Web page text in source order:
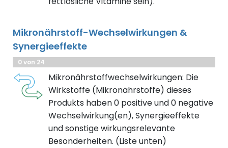
Mikronährstoff-Wechselwirkungen &
Synergieeffekte
0 von 24
Mikronährstoffwechselwirkungen: Die
Wirkstoffe (Mikronährstoffe) dieses
Produkts haben 0 positive und 0 negative
Wechselwirkung(en), Synergieeffekte
und sonstige wirkungsrelevante
Besonderheiten. (Liste unten)